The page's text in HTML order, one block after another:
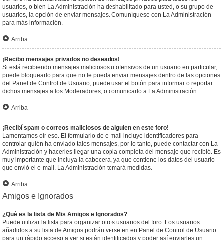
usuarios, o bien La Administración ha deshabilitado para usted, o su grupo de
usuarios, la opción de enviar mensajes. Comuníquese con La Administración
para más información.
Arriba
¡Recibo mensajes privados no deseados!
Si está recibiendo mensajes maliciosos u ofensivos de un usuario en particular,
puede bloquearlo para que no le pueda enviar mensajes dentro de las opciones
del Panel de Control de Usuario, puede usar el botón para informar o reportar
dichos mensajes a los Moderadores, o comunicarlo a La Administración.
Arriba
¡Recibí spam o correos maliciosos de alguien en este foro!
Lamentamos oír eso. El formulario de e-mail incluye identificadores para
controlar quién ha enviado tales mensajes, por lo tanto, puede contactar con La
Administración y hacerles llegar una copia completa del mensaje que recibió. Es
muy importante que incluya la cabecera, ya que contiene los datos del usuario
que envió el e-mail. La Administración tomará medidas.
Arriba
Amigos e Ignorados
¿Qué es la lista de Mis Amigos e Ignorados?
Puede utilizar la lista para organizar otros usuarios del foro. Los usuarios
añadidos a su lista de Amigos podrán verse en en Panel de Control de Usuario
para un rápido acceso a ver si están identificados y poder así enviarles un